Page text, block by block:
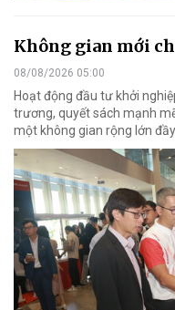
Không gian mới
08/08/2026 05:00
Hoạt động đầu tư khởi
trương, quyết sách mạnh
một không gian rộng lớn